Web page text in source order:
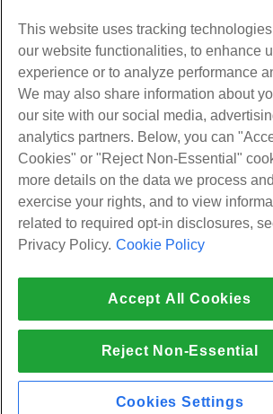
부
제품
웹 호스팅
비즈니스 호스팅
리셀러 호스팅
화이트 라벨 리셀러
관리되는 리눅스 VPS
관리되지 않는 리눅스 VPS
관리 창 VPS
관리되지 않는 Windows VPS
클라우드 서버
블록 스토리지
서비스
웹 사이트 마이그레이션
커뮤니티
제품 문서
회사
회사 소개
프레스
적법한
우리와 함께 라이브 채팅
지원권을 엽니 다
우리에게 이메일 보내기
우리에게 전화하십시오 (888) 404-1279
© 2010-2026 Hostwinds, ㅏ
This website uses tracking
our website functionalities, to enhance
experience or to analyze performance
We may also share information about
our site with our social media,
analytics partners. Below, you can
Cookies" or "Reject Non-Essential"
more details on the data we process
exercise your rights, and to view
related to required opt-in disclosures,
Privacy Policy. Cookie Policy
Accept All Cookies
Reject Non-Essential
Cookies Settings